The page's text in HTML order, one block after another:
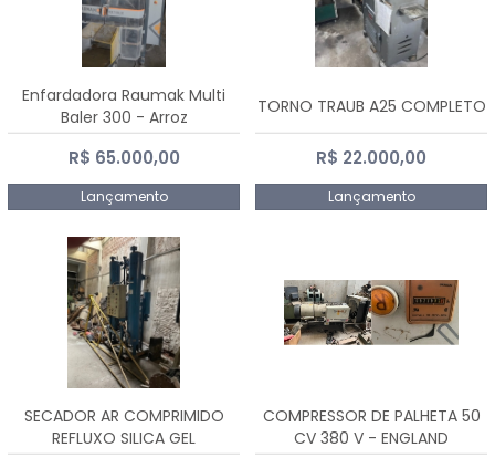
Enfardadora Raumak Multi
Baler 300 - Arroz
R$ 65.000,00
Lançamento
TORNO TRAUB A25 COMPLETO
R$ 22.000,00
Lançamento
SECADOR AR COMPRIMIDO
REFLUXO SILICA GEL
COMPRESSOR DE PALHETA 50
CV 380 V - ENGLAND